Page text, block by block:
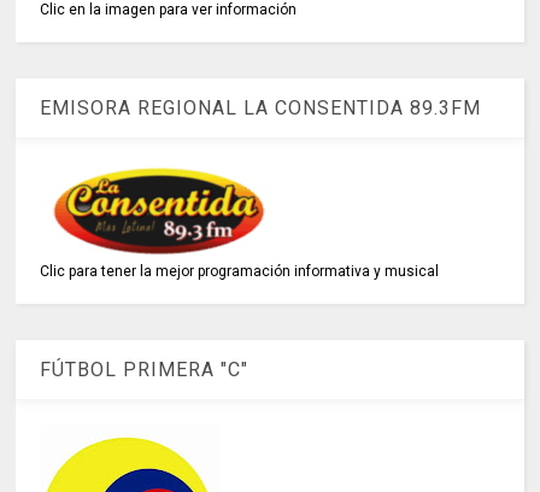
Clic en la imagen para ver información
EMISORA REGIONAL LA CONSENTIDA 89.3FM
Clic para tener la mejor programación informativa y musical
FÚTBOL PRIMERA "C"